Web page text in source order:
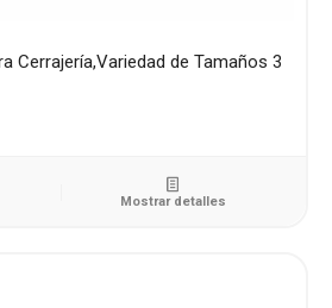
Cerrajería,Variedad de Tamaños 3
Mostrar detalles